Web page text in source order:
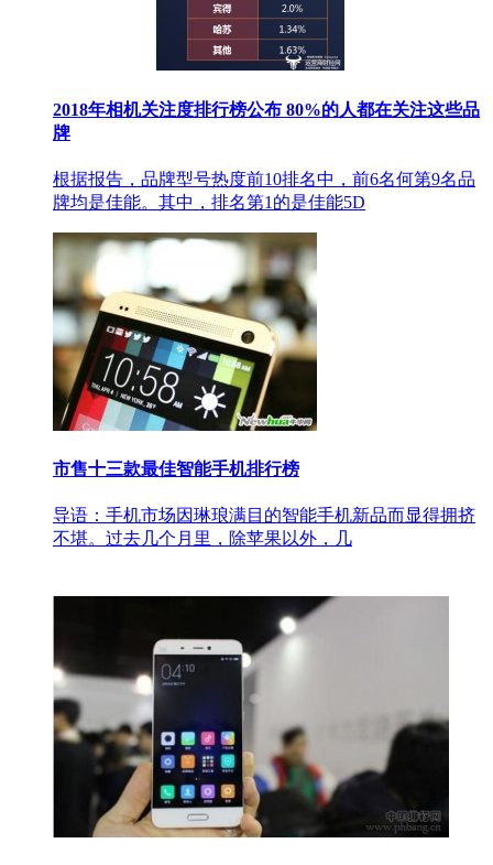
2018年相机关注度排行榜公布 80%的人都在关注这些品
牌
根据报告，品牌型号热度前10排名中，前6名何第9名品
牌均是佳能。其中，排名第1的是佳能5D
市售十三款最佳智能手机排行榜
导语：手机市场因琳琅满目的智能手机新品而显得拥挤
不堪。过去几个月里，除苹果以外，几